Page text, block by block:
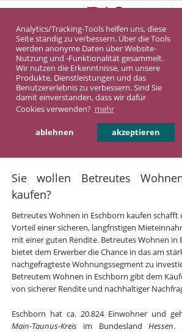
Analytics/Tracking-Tools helfen uns, diese
Seite ständig zu verbessern. Über die Tools
werden anonyme Daten über Website-
Nutzung und -Funktionalität gesammelt.
Wir nutzen die Erkenntnisse, um unsere
Produkte, Dienstleistungen und das
Benutzererlebnis zu verbessern. Sind Sie
damit einverstanden, dass wir dafür
Cookies verwenden? mehr
ablehnen akzeptieren
Betreutes Wohnen in
DASINVEST Service Betreutes
Betreutes Wohnen in
Betreutes Wohnen in
Sie wollen Betreutes
kaufen?
Betreutes Wohnen in Eschborn kaufen schafft
Vorteil einer sicheren, langfristigen
mit einer guten Rendite. Betreutes Wohnen in
bietet dem Erwerber die Chance in das am
nachgefragteste Wohnungssegment zu
Betreutem Wohnen in Eschborn gibt dem
von sicherer Rendite und nachhaltiger
Eschborn hat ca. 20.824 Einwohner und
Main-Taunus-Kreisim Bundesland Hessen.